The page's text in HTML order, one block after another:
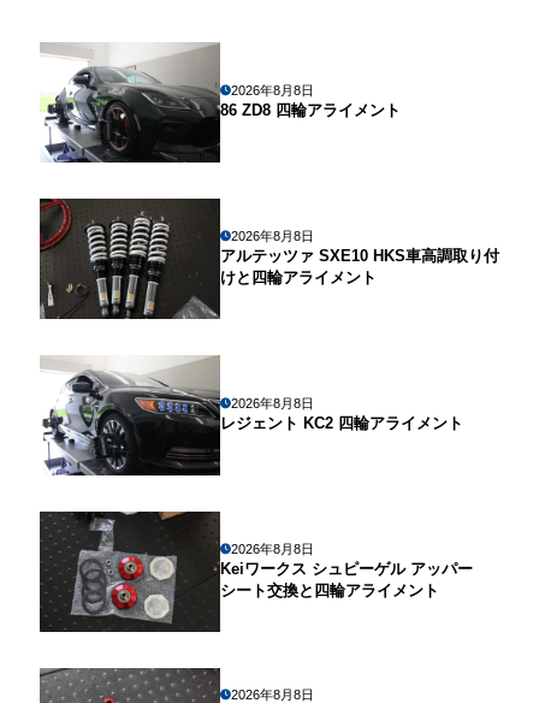
2026年8月8日
86 ZD8 四輪アライメント
2026年8月8日
アルテッツァ SXE10 HKS車高調取り付
けと四輪アライメント
2026年8月8日
レジェント KC2 四輪アライメント
2026年8月8日
Keiワークス シュピーゲル アッパー
シート交換と四輪アライメント
2026年8月8日